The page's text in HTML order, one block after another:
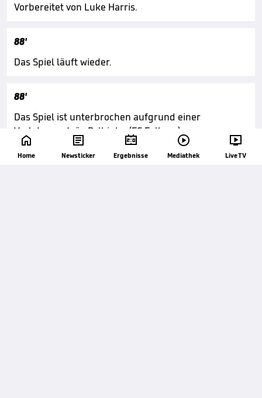
Vorbereitet von Luke Harris.
88'
Das Spiel läuft wieder.
88'
Das Spiel ist unterbrochen aufgrund einer
Verletzung João Palhinha (FC Fulham).

Home

Newsticker

Ergebnisse

Mediathek

Live TV